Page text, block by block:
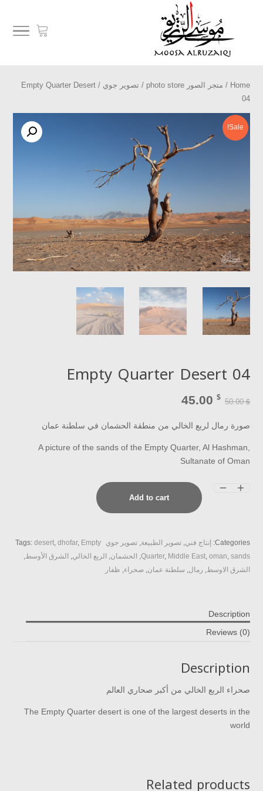
Home
/ متجر الصور photo store / تصوير جوي
/ Empty Quarter Desert
04
Sale!
Empty Quarter Desert 04
50.00$
45.00 $
صورة رمال لربع الخالي من منطقة الحشمان في سلطنة عمان
A picture of the sands of the Empty Quarter, Al Hashman,
Sultanate of Oman
Empty
quantity
Add to cart
Categories: إنتاج فني, تصوير الطبيعة, تصوير جوي Tags: desert, dhofar, Empty
Quarter, Middle East, oman, sands
, الحشمان, الربع الخالي, الشرق الأوسط,
الشرق الاوسط, رمال, سلطنة عمان, صحراء, ظفار
Description
Reviews (0)
Description
صحراء الربع الخالي من أكبر صحاري العالم
The Empty Quarter desert is one of the largest deserts in the
world
Related products